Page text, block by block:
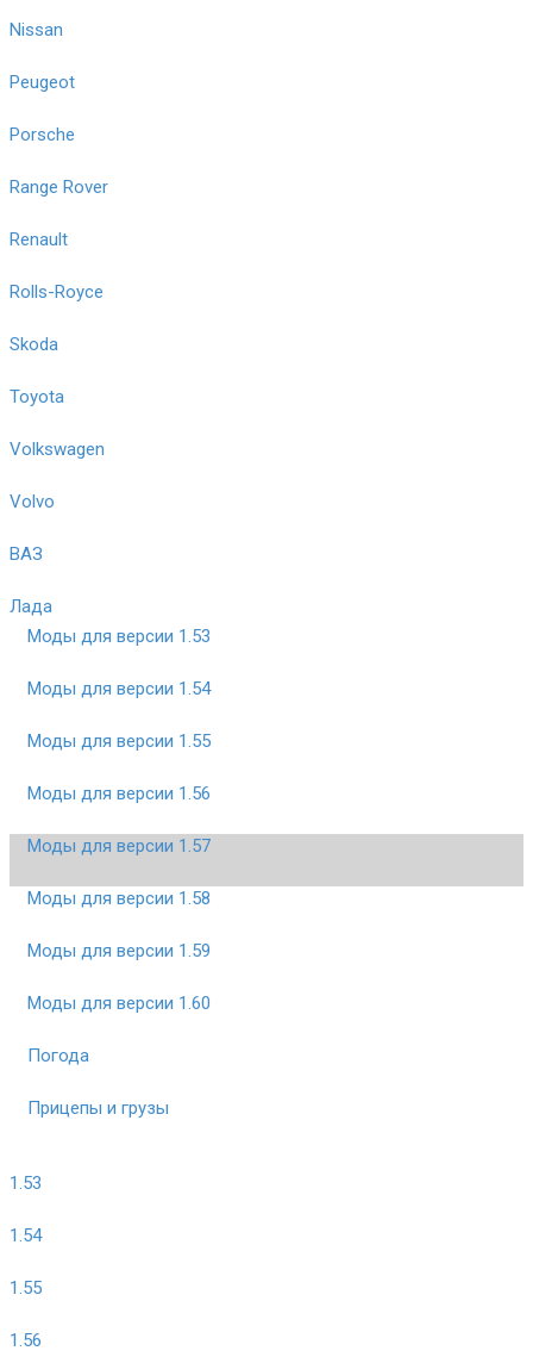
Nissan
Peugeot
Porsche
Range Rover
Renault
Rolls-Royce
Skoda
Toyota
Volkswagen
Volvo
ВАЗ
Лада
Моды для версии 1.53
Моды для версии 1.54
Моды для версии 1.55
Моды для версии 1.56
Моды для версии 1.57
Моды для версии 1.58
Моды для версии 1.59
Моды для версии 1.60
Погода
Прицепы и грузы
1.53
1.54
1.55
1.56